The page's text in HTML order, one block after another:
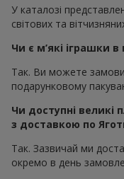
У каталозі
світових та
Чи є м’які іграшки
Так. Ви можете
подарунковому
Чи доступні
з доставкою по
Так. Зазвичай ми
окремо в день